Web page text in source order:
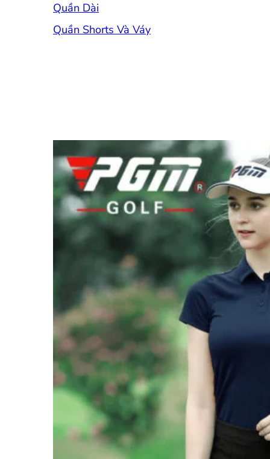
Quần Dài
Quần Shorts Và Váy